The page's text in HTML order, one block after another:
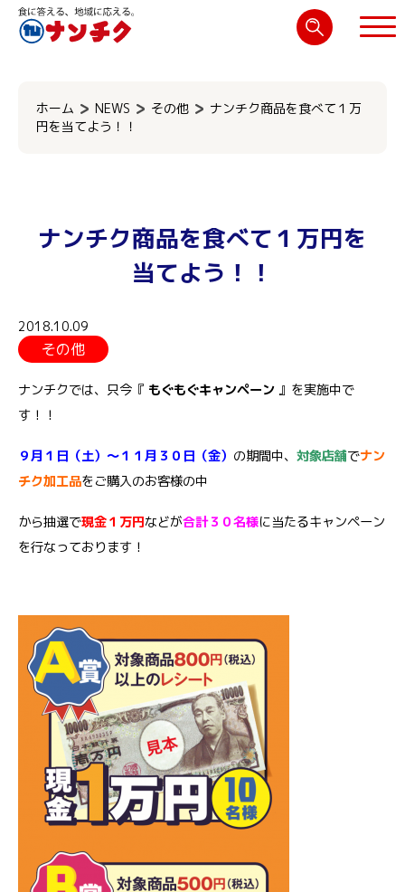
ホーム NEWS その他
ナンチク商品を食べて１万
円を当てよう！！
ナンチク商品を食べて１万円を
当てよう！！
2018.10.09
その他
ナンチクでは、只今『 もぐもぐキャンペーン 』を実施中で
す！！
９月１日（土）～１１月３０日（金） の期間中、 対象店舗でナン
チク加工品をご購入のお客様の中
から抽選で現金１万円などが合計３０名様に当たるキャンペーン
を行なっております！